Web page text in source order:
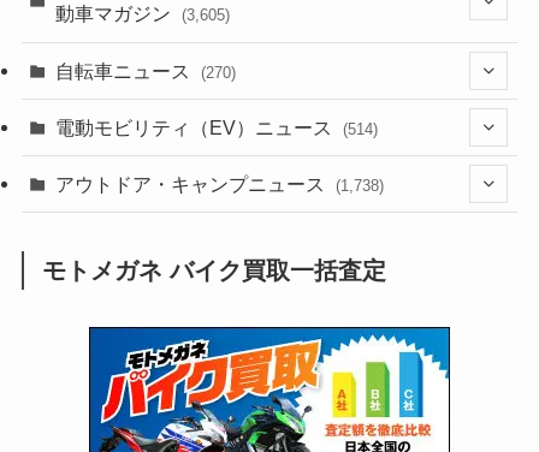
(638)
(118)
(60)
(31)
(51)
(34)
(5)
(252)
(38)
(24)
(16)
(25)
(24)
(249)
(64)
(16)
(62)
(4)
(306)
(6,956)
(2,473)
(249)
(1,226)
(12)
(131)
(38)
(167)
(85)
(171)
(66)
(16)
(141)
(255)
(1,141)
(166)
(23)
(33)
(415)
(16)
動車マガジン (3,605)
(185)
(137)
(73)
(2,744)
(126)
(170)
自転車ニュース (270)
(54)
(211)
電動モビリティ（EV）ニュース (514)
(132)
(171)
(118)
(27)
アウトドア・キャンプニュース (1,738)
(1,605)
(147)
(13)
モトメガネ バイク買取一括査定